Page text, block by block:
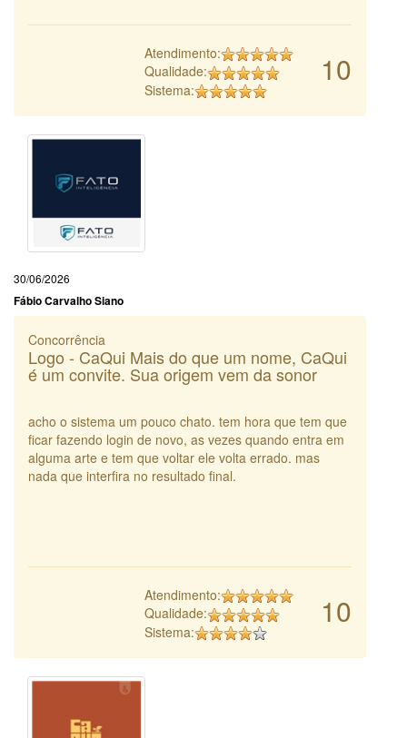
10
Atendimento:
Qualidade:
Sistema:
30/06/2026
Fábio Carvalho Siano
Concorrência
Logo - CaQui Mais do que um nome, CaQui
é um convite. Sua origem vem da sonor
acho o sistema um pouco chato. tem hora que tem que
ficar fazendo login de novo, as vezes quando entra em
alguma arte e tem que voltar ele volta errado. mas
nada que interfira no resultado final.
10
Atendimento:
Qualidade:
Sistema: